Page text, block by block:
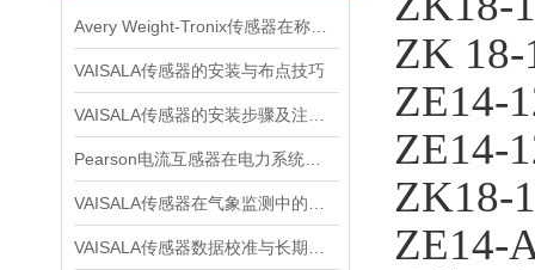
VAISALA传感器的安装与布点技巧
ZK 18-
ZE14-
ZE14-
ZK18-
ZE14-